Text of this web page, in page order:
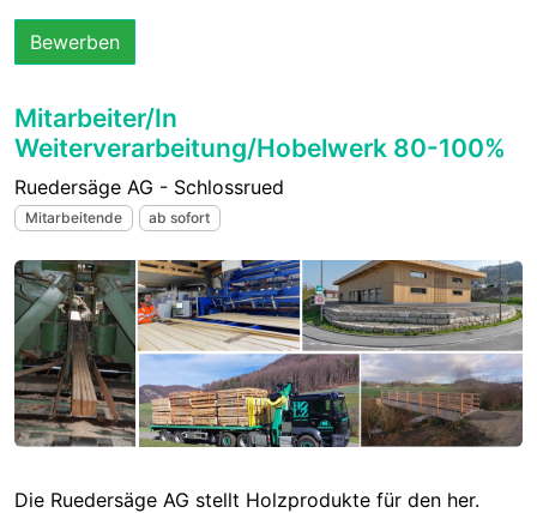
Bewerben
Mitarbeiter/In
Weiterverarbeitung/Hobelwerk 80-100%
Ruedersäge AG - Schlossrued
Mitarbeitende ab sofort
Die Ruedersäge AG stellt Holzprodukte für den her.